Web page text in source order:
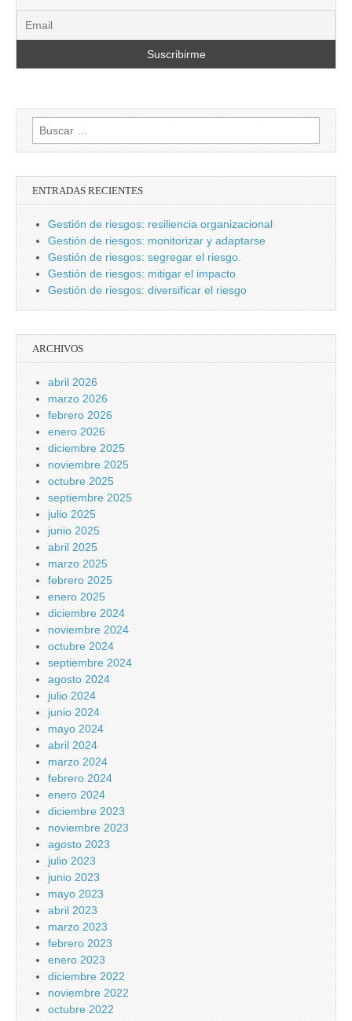
Buscar:
ENTRADAS RECIENTES
Gestión de riesgos: resiliencia organizacional
Gestión de riesgos: monitorizar y adaptarse
Gestión de riesgos: segregar el riesgo.
Gestión de riesgos: mitigar el impacto
Gestión de riesgos: diversificar el riesgo
ARCHIVOS
abril 2026
marzo 2026
febrero 2026
enero 2026
diciembre 2025
noviembre 2025
octubre 2025
septiembre 2025
julio 2025
junio 2025
abril 2025
marzo 2025
febrero 2025
enero 2025
diciembre 2024
noviembre 2024
octubre 2024
septiembre 2024
agosto 2024
julio 2024
junio 2024
mayo 2024
abril 2024
marzo 2024
febrero 2024
enero 2024
diciembre 2023
noviembre 2023
agosto 2023
julio 2023
junio 2023
mayo 2023
abril 2023
marzo 2023
febrero 2023
enero 2023
diciembre 2022
noviembre 2022
octubre 2022